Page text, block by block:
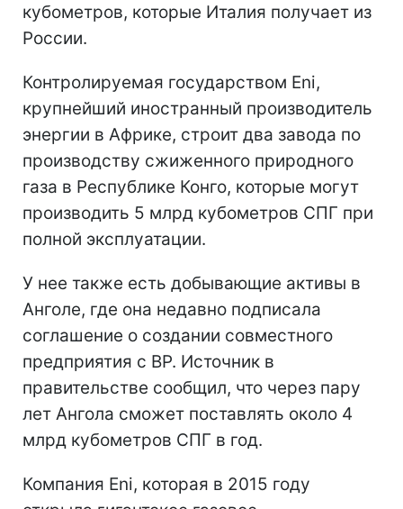
кубометров, которые Италия получает из
России.
Контролируемая государством Eni,
крупнейший иностранный производитель
энергии в Африке, строит два завода по
производству сжиженного природного
газа в Республике Конго, которые могут
производить 5 млрд кубометров СПГ при
полной эксплуатации.
У нее также есть добывающие активы в
Анголе, где она недавно подписала
соглашение о создании совместного
предприятия с BP. Источник в
правительстве сообщил, что через пару
лет Ангола сможет поставлять около 4
млрд кубометров СПГ в год.
Компания Eni, которая в 2015 году